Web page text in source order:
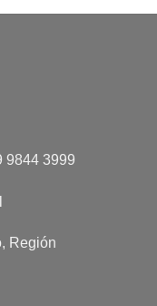
9844 3999
Región